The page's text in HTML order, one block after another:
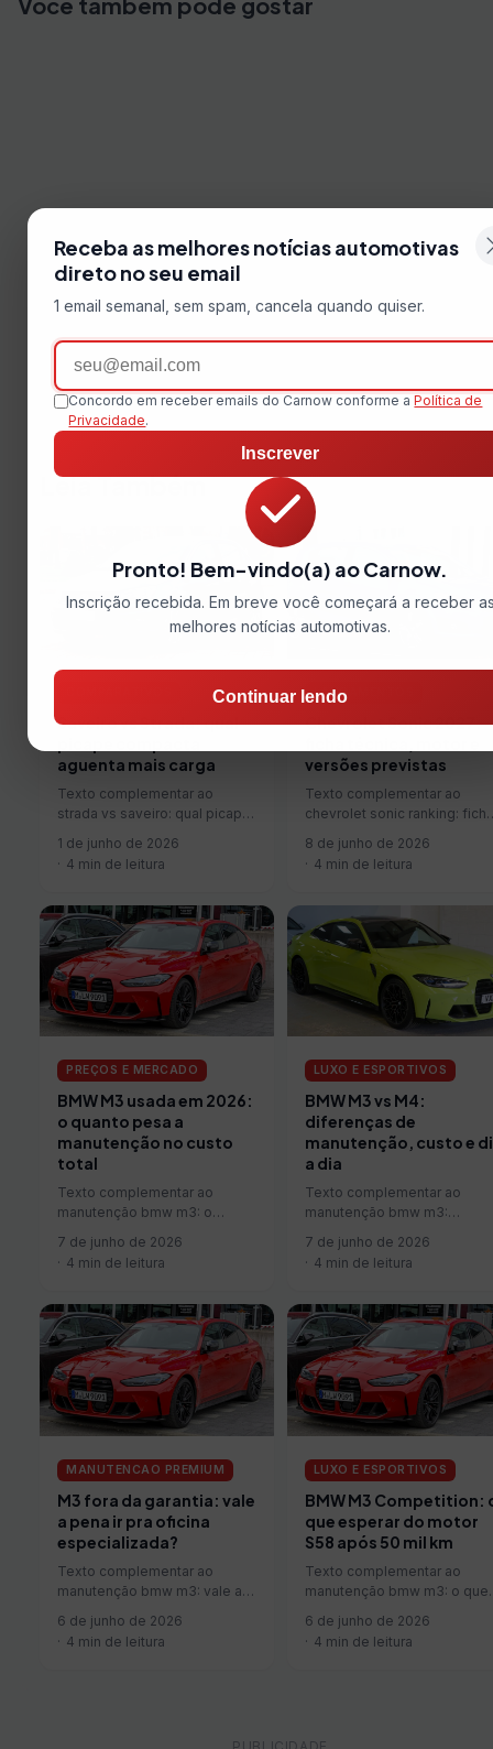
Leia Também
Saveiro vs Strada: qual
aguenta mais carga
Texto complementar ao
strada vs saveiro: qual picape
1 de junho de 2026
4 min de leitura
LANÇAMENTOS
Chevrolet Sonic 2027:
versões previstas
Texto complementar ao
chevrolet sonic ranking: ficha
previstas.
8 de junho de 2026
4 min de leitura
PREÇOS E MERCADO
BMW M3 usada em 2026:
o quanto pesa a
manutenção no custo
total
Texto complementar ao
manutenção bmw m3: o
custo total.
7 de junho de 2026
4 min de leitura
LUXO E ESPORTIVOS
BMW M3 vs M4:
diferenças de
manutenção, custo e
a dia
Texto complementar ao
manutenção bmw m3:
custo e dia a dia.
7 de junho de 2026
4 min de leitura
MANUTENCAO PREMIUM
M3 fora da garantia: vale
a pena ir pra oficina
especializada?
Texto complementar ao
manutenção bmw m3: vale a
especializada?.
6 de junho de 2026
4 min de leitura
LUXO E ESPORTIVOS
BMW M3 Competition:
que esperar do motor
S58 após 50 mil km
Texto complementar ao
manutenção bmw m3: o que
mil km.
6 de junho de 2026
4 min de leitura
Receba as melhores notícias automotivas
direto no seu email
1 email semanal, sem spam, cancela quando quiser.
Email
Concordo em receber emails do Carnow conforme aPolítica de
Privacidade.
Inscrever
Pronto! Bem-vindo(a) ao Carnow.
Inscrição recebida. Em breve você começará a receber
melhores notícias automotivas.
Continuar lendo